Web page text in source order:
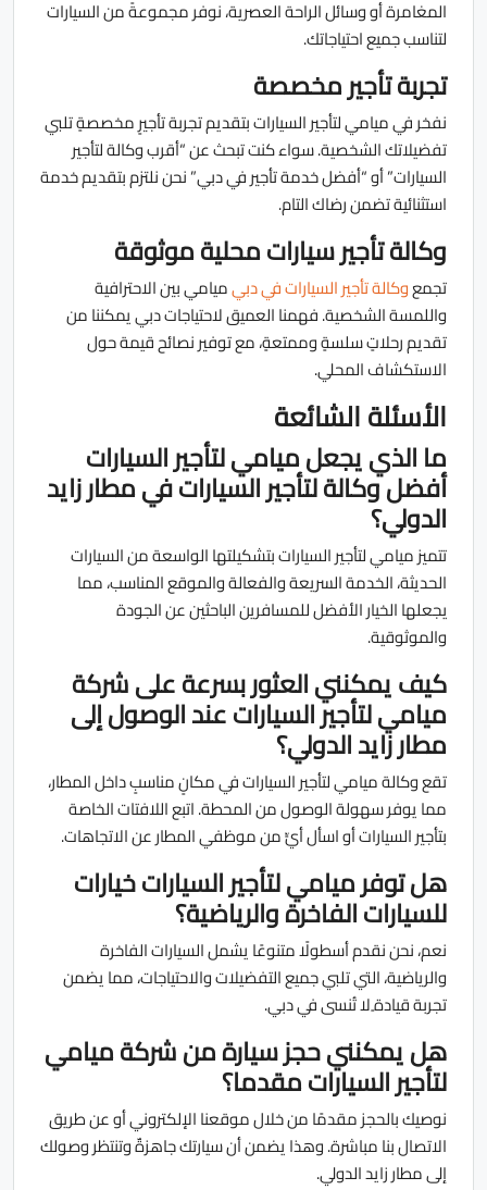
المغامرة أو وسائل الراحة العصرية، نوفر مجموعةً من السيارات
لتناسب جميع احتياجاتك.
تجربة تأجير مخصصة
نفخر في ميامي لتأجير السيارات بتقديم تجربة تأجيرٍ مخصصةٍ تلبي
تفضيلاتك الشخصية. سواء كنت تبحث عن “أقرب وكالة لتأجير
السيارات” أو “أفضل خدمة تأجير في دبي” نحن نلتزم بتقديم خدمة
استثنائية تضمن رضاك التام.
وكالة تأجير سيارات محلية موثوقة
تجمعوكالة تأجير السيارات في دبيميامي بين الاحترافية
واللمسة الشخصية. فهمنا العميق لاحتياجات دبي يمكننا من
تقديم رحلاتٍ سلسةٍ وممتعةٍ، مع توفير نصائح قيمة حول
الاستكشاف المحلي.
الأسئلة الشائعة
ما الذي يجعل ميامي لتأجير السيارات
أفضل وكالة لتأجير السيارات في مطار زايد
الدولي؟
تتميز ميامي لتأجير السيارات بتشكيلتها الواسعة من السيارات
الحديثة، الخدمة السريعة والفعالة والموقع المناسب، مما
يجعلها الخيار الأفضل للمسافرين الباحثين عن الجودة
والموثوقية.
كيف يمكنني العثور بسرعة على شركة
ميامي لتأجير السيارات عند الوصول إلى
مطار زايد الدولي؟
تقع وكالة ميامي لتأجير السيارات في مكانٍ مناسبٍ داخل المطار،
مما يوفر سهولة الوصول من المحطة. اتبع اللافتات الخاصة
بتأجير السيارات أو اسأل أيٍّ من موظفي المطار عن الاتجاهات.
هل توفر ميامي لتأجير السيارات خيارات
للسيارات الفاخرة والرياضية؟
نعم، نحن نقدم أسطولًا متنوعًا يشمل السيارات الفاخرة
والرياضية، التي تلبي جميع التفضيلات والاحتياجات، مما يضمن
تجربة قيادة ٍلا تُنسى في دبي.
هل يمكنني حجز سيارة من شركة ميامي
لتأجير السيارات مقدما؟
نوصيك بالحجز مقدمًا من خلال موقعنا الإلكتروني أو عن طريق
الاتصال بنا مباشرة. وهذا يضمن أن سيارتك جاهزةٌ وتنتظر وصولك
إلى مطار زايد الدولي.